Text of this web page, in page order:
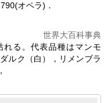
オペラ)．
世界大百科事典
る。代表品種はマンモ
ルク
（白），リメンブラ